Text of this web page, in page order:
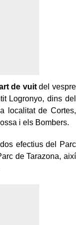
de vuitdel vespre
Logronyo, dins del
localitat de Cortes,
i els Bombers.
efectius del Parc
de Tarazona, així